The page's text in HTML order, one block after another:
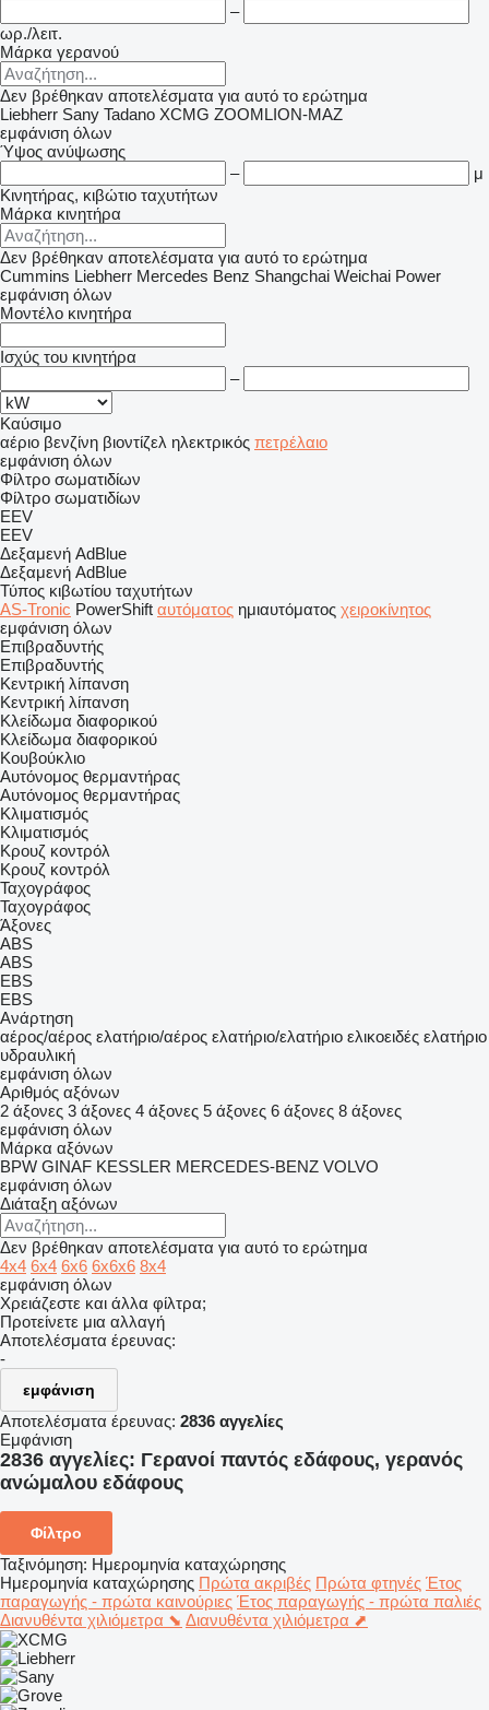
–
ωρ./λειτ.
Μάρκα γερανού
Δεν βρέθηκαν αποτελέσματα για αυτό το ερώτημα
Liebherr Sany Tadano XCMG ZOOMLION-MAZ
εμφάνιση όλων
Ύψος ανύψωσης
–
μ
Κινητήρας, κιβώτιο ταχυτήτων
Μάρκα κινητήρα
Δεν βρέθηκαν αποτελέσματα για αυτό το ερώτημα
Cummins Liebherr Mercedes Benz Shangchai Weichai Power
εμφάνιση όλων
Μοντέλο κινητήρα
Ισχύς του κινητήρα
–
Καύσιμο
αέριο βενζίνη βιοντίζελ ηλεκτρικός πετρέλαιο
εμφάνιση όλων
Φίλτρο σωματιδίων
Φίλτρο σωματιδίων
EEV
EEV
Δεξαμενή AdBlue
Δεξαμενή AdBlue
Τύπος κιβωτίου ταχυτήτων
AS-Tronic PowerShift αυτόματος ημιαυτόματος χειροκίνητος
εμφάνιση όλων
Επιβραδυντής
Επιβραδυντής
Κεντρική λίπανση
Κεντρική λίπανση
Κλείδωμα διαφορικού
Κλείδωμα διαφορικού
Κουβούκλιο
Αυτόνομος θερμαντήρας
Αυτόνομος θερμαντήρας
Κλιματισμός
Κλιματισμός
Κρουζ κοντρόλ
Κρουζ κοντρόλ
Ταχογράφος
Ταχογράφος
Άξονες
ABS
ABS
EBS
EBS
Ανάρτηση
αέρος/αέρος ελατήριο/αέρος ελατήριο/ελατήριο ελικοειδές ελατήριο
υδραυλική
εμφάνιση όλων
Αριθμός αξόνων
2 άξονες 3 άξονες 4 άξονες 5 άξονες 6 άξονες 8 άξονες
εμφάνιση όλων
Μάρκα αξόνων
BPW GINAF KESSLER MERCEDES-BENZ VOLVO
εμφάνιση όλων
Διάταξη αξόνων
Δεν βρέθηκαν αποτελέσματα για αυτό το ερώτημα
4x4 6x4 6x6 6x6x6 8x4
εμφάνιση όλων
Χρειάζεστε και άλλα φίλτρα;
Προτείνετε μια αλλαγή
Αποτελέσματα έρευνας:
-
εμφάνιση
Αποτελέσματα έρευνας: 2836 αγγελίες
Εμφάνιση
2836 αγγελίες: Γερανοί παντός εδάφους, γερανός
ανώμαλου εδάφους
Φίλτρο
Ταξινόμηση: Ημερομηνία καταχώρησης
Ημερομηνία καταχώρησης Πρώτα ακριβές Πρώτα φτηνές Έτος
παραγωγής - πρώτα καινούριες Έτος παραγωγής - πρώτα παλιές
Διανυθέντα χιλιόμετρα ⬊ Διανυθέντα χιλιόμετρα ⬈